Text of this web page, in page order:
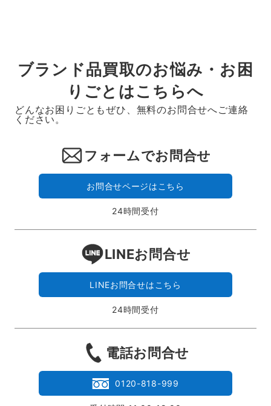
ブランド品買取のお悩み・お困
りごとはこちらへ
どんなお困りごともぜひ、無料のお問合せへご連絡
ください。
フォームでお問合せ
お問合せページはこちら
24時間受付
LINEお問合せ
LINEお問合せはこちら
24時間受付
電話お問合せ
0120-818-999